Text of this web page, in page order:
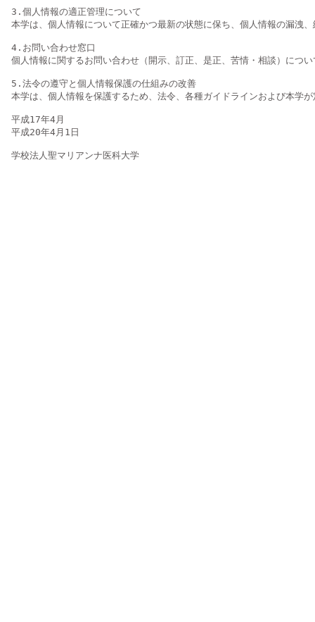
3.個人情報の適正管理について
本学は、個人情報について正確かつ最新の状態に保ち、個人情報の漏洩
4.お問い合わせ窓口
個人情報に関するお問い合わせ（開示、訂正、是正、苦情・相談）につ
5.法令の遵守と個人情報保護の仕組みの改善
本学は、個人情報を保護するため、法令、各種ガイドラインおよび本学
平成17年4月
平成20年4月1日